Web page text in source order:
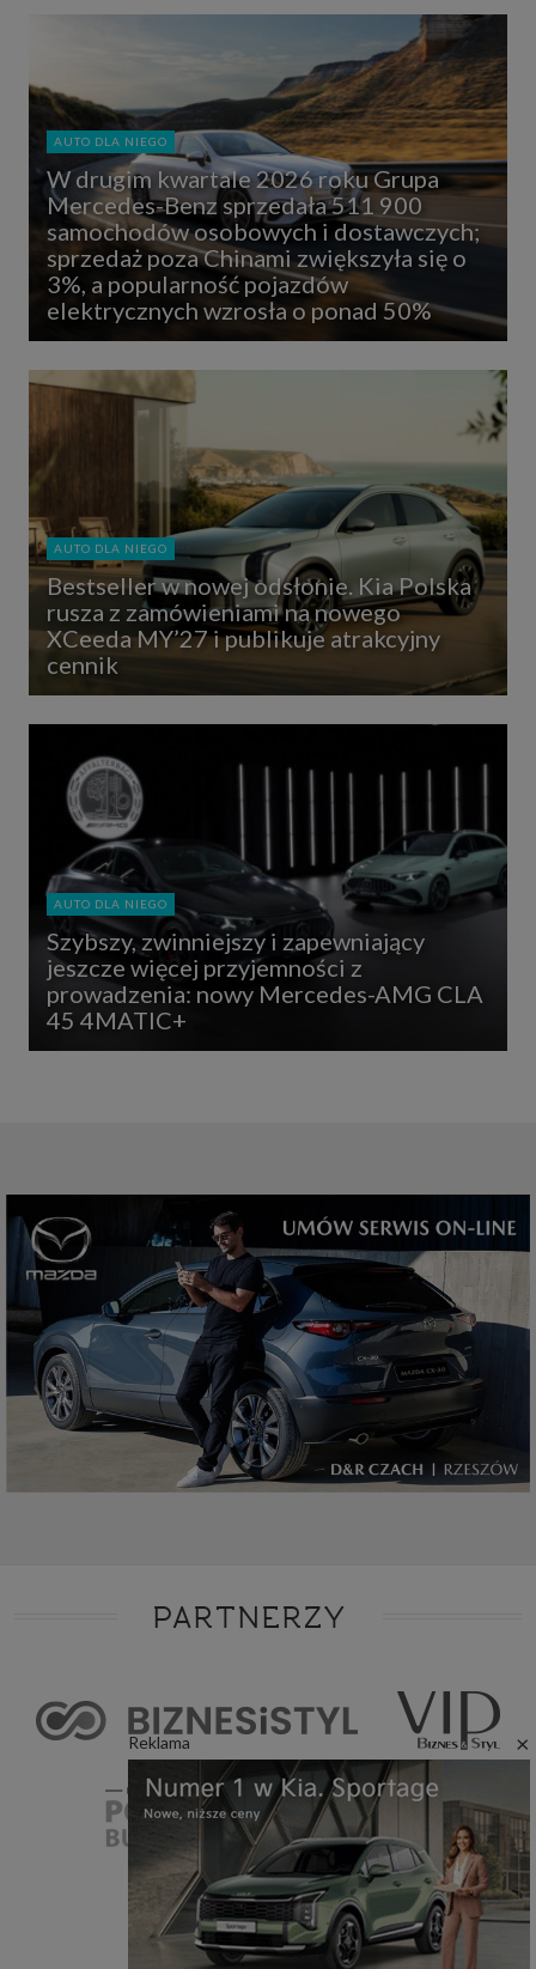
Reklama ×
AUTO DLA NIEGO
W drugim kwartale 2026 roku Grupa
Mercedes-Benz sprzedała 511 900
samochodów osobowych i dostawczych;
sprzedaż poza Chinami zwiększyła się o
3%, a popularność pojazdów
elektrycznych wzrosła o ponad 50%
AUTO DLA NIEGO
Bestseller w nowej odsłonie. Kia Polska
rusza z zamówieniami na nowego
XCeeda MY’27 i publikuje atrakcyjny
cennik
AUTO DLA NIEGO
Szybszy, zwinniejszy i zapewniający
jeszcze więcej przyjemności z
prowadzenia: nowy Mercedes-AMG CLA
45 4MATIC+
PARTNERZY